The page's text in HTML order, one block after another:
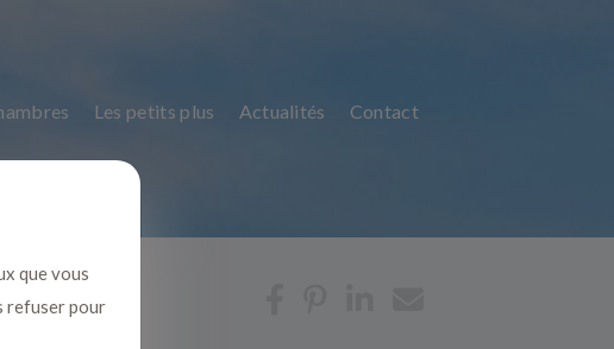
Les petits plus Actualités Contact
que vous
refuser pour